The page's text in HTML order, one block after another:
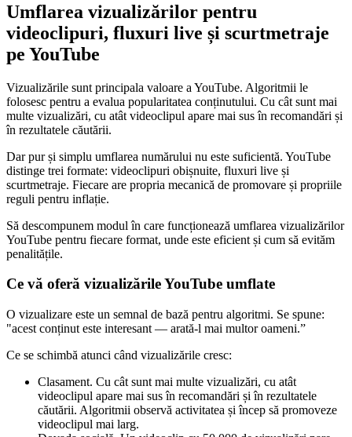
Umflarea vizualizărilor pentru
videoclipuri, fluxuri live și scurtmetraje
pe YouTube
Vizualizările sunt principala valoare a YouTube. Algoritmii le
folosesc pentru a evalua popularitatea conținutului. Cu cât sunt mai
multe vizualizări, cu atât videoclipul apare mai sus în recomandări și
în rezultatele căutării.
Dar pur și simplu umflarea numărului nu este suficientă. YouTube
distinge trei formate: videoclipuri obișnuite, fluxuri live și
scurtmetraje. Fiecare are propria mecanică de promovare și propriile
reguli pentru inflație.
Să descompunem modul în care funcționează umflarea vizualizărilor
YouTube pentru fiecare format, unde este eficient și cum să evităm
penalitățile.
Ce vă oferă vizualizările YouTube umflate
O vizualizare este un semnal de bază pentru algoritmi. Se spune:
"acest conținut este interesant — arată-l mai multor oameni.”
Ce se schimbă atunci când vizualizările cresc:
Clasament. Cu cât sunt mai multe vizualizări, cu atât
videoclipul apare mai sus în recomandări și în rezultatele
căutării. Algoritmii observă activitatea și încep să promoveze
videoclipul mai larg.